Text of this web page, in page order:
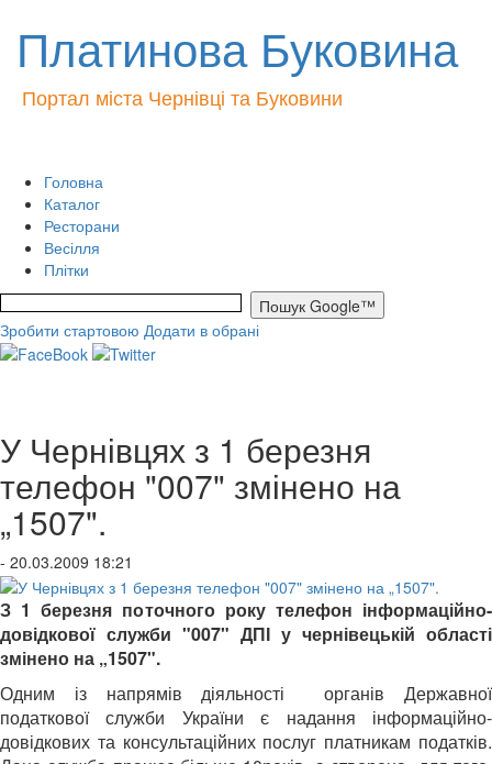
Платинова Буковина
Портал міста Чернівці та Буковини
Головна
Каталог
Ресторани
Весілля
Плітки
Зробити стартовою Додати в обрані
У Чернівцях з 1 березня
телефон "007" змінено на
„1507".
- 20.03.2009 18:21
З 1 березня поточного року телефон інформаційно-
довідкової служби "007" ДПІ у чернівецькій області
змінено на „1507".
Одним із напрямів діяльності органів Державної
податкової служби України є надання інформаційно-
довідкових та консультаційних послуг платникам податків.